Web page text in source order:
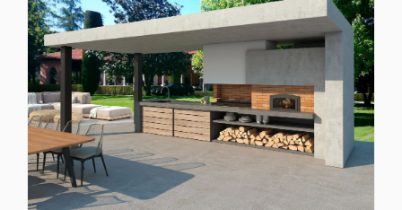
CHIMENEAS DE GAS
CHIMENEAS ELÉCTRICAS
FIRE PITS
BARBACOAS
ESTUFAS